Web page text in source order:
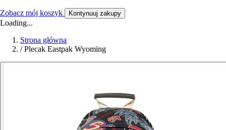
Zobacz mój koszyk Kontynuuj zakupy
Loading...
Strona główna
/ Plecak Eastpak Wyoming